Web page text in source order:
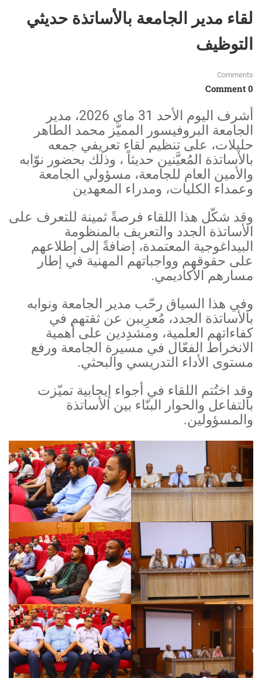
لقاء مدير الجامعة بالأساتذة حديثي
التوظيف
Comments
0 Comment
أشرف اليوم الأحد 31 ماي 2026، مدير
الجامعة البروفيسور المميّز محمد الطاهر
حليلات، على تنظيم لقاء تعريفي جمعه
بالأساتذة المُعيَّنين حديثاً ، وذلك بحضور نوّابه
والأمين العام للجامعة، مسؤولي الجامعة
وعمداء الكليات، ومدراء المعهدين
وقد شكّل هذا اللقاء فرصةً ثمينة للتعرف على
الأساتذة الجدد والتعريف بالمنظومة
البيداغوجية المعتمدة، إضافةً إلى إطلاعهم
على حقوقهم وواجباتهم المهنية في إطار
مسارهم الأكاديمي.
وفي هذا السياق رحّب مدير الجامعة ونوابه
بالأساتذة الجدد، مُعرِببن عن ثقتهم في
كفاءاتهم العلمية، ومشدِدين على أهمية
الانخراط الفعّال في مسيرة الجامعة ورفع
مستوى الأداء التدريسي والبحثي.
وقد اختُتم اللقاء في أجواء إيجابية تميّزت
بالتفاعل والحوار البنّاء بين الأساتذة
والمسؤولين.